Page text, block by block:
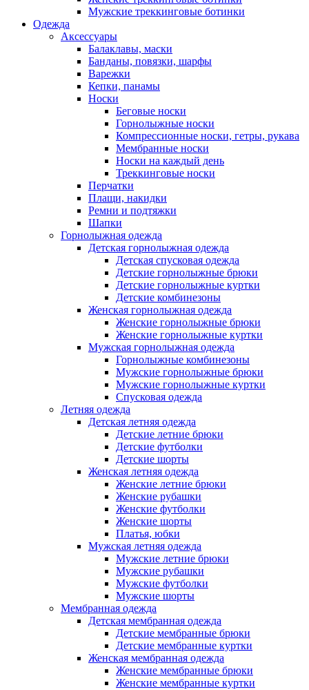
Мужские треккинговые ботинки
Одежда
Аксессуары
Балаклавы, маски
Банданы, повязки, шарфы
Варежки
Кепки, панамы
Носки
Беговые носки
Горнолыжные носки
Компрессионные носки, гетры, рукава
Мембранные носки
Носки на каждый день
Треккинговые носки
Перчатки
Плащи, накидки
Ремни и подтяжки
Шапки
Горнолыжная одежда
Детская горнолыжная одежда
Детская спусковая одежда
Детские горнолыжные брюки
Детские горнолыжные куртки
Детские комбинезоны
Женская горнолыжная одежда
Женские горнолыжные брюки
Женские горнолыжные куртки
Мужская горнолыжная одежда
Горнолыжные комбинезоны
Мужские горнолыжные брюки
Мужские горнолыжные куртки
Спусковая одежда
Летняя одежда
Детская летняя одежда
Детские летние брюки
Детские футболки
Детские шорты
Женская летняя одежда
Женские летние брюки
Женские рубашки
Женские футболки
Женские шорты
Платья, юбки
Мужская летняя одежда
Мужские летние брюки
Мужские рубашки
Мужские футболки
Мужские шорты
Мембранная одежда
Детская мембранная одежда
Детские мембранные брюки
Детские мембранные куртки
Женская мембранная одежда
Женские мембранные брюки
Женские мембранные куртки